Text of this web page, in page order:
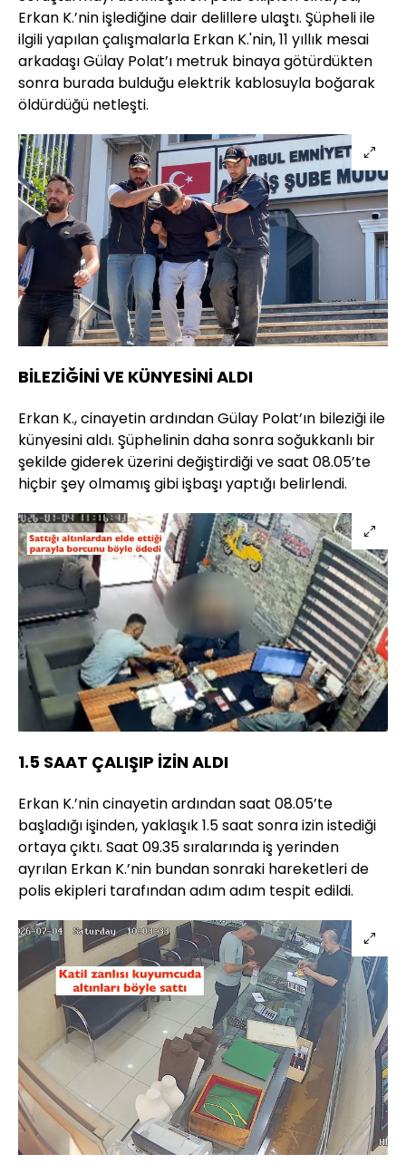
Erkan K.’nin işlediğine dair delillere ulaştı. Şüpheli ile
ilgili yapılan çalışmalarla Erkan K.'nin, 11 yıllık mesai
arkadaşı Gülay Polat’ı metruk binaya götürdükten
sonra burada bulduğu elektrik kablosuyla boğarak
öldürdüğü netleşti.
BİLEZİĞİNİ VE KÜNYESİNİ ALDI
Erkan K., cinayetin ardından Gülay Polat’ın bileziği ile
künyesini aldı. Şüphelinin daha sonra soğukkanlı bir
şekilde giderek üzerini değiştirdiği ve saat 08.05’te
hiçbir şey olmamış gibi işbaşı yaptığı belirlendi.
1.5 SAAT ÇALIŞIP İZİN ALDI
Erkan K.’nin cinayetin ardından saat 08.05’te
başladığı işinden, yaklaşık 1.5 saat sonra izin istediği
ortaya çıktı. Saat 09.35 sıralarında iş yerinden
ayrılan Erkan K.’nin bundan sonraki hareketleri de
polis ekipleri tarafından adım adım tespit edildi.